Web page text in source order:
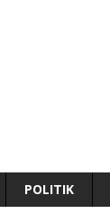
POLITIK